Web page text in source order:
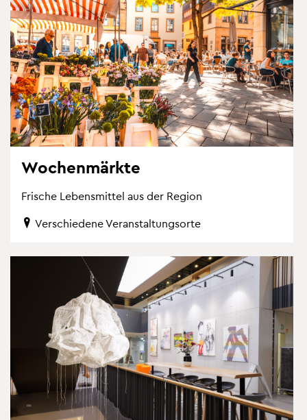
Wo­chen­märk­te
Fri­sche Le­bens­mit­tel aus der Re­gi­on
Ver­schie­de­ne Ver­an­stal­tungs­or­te